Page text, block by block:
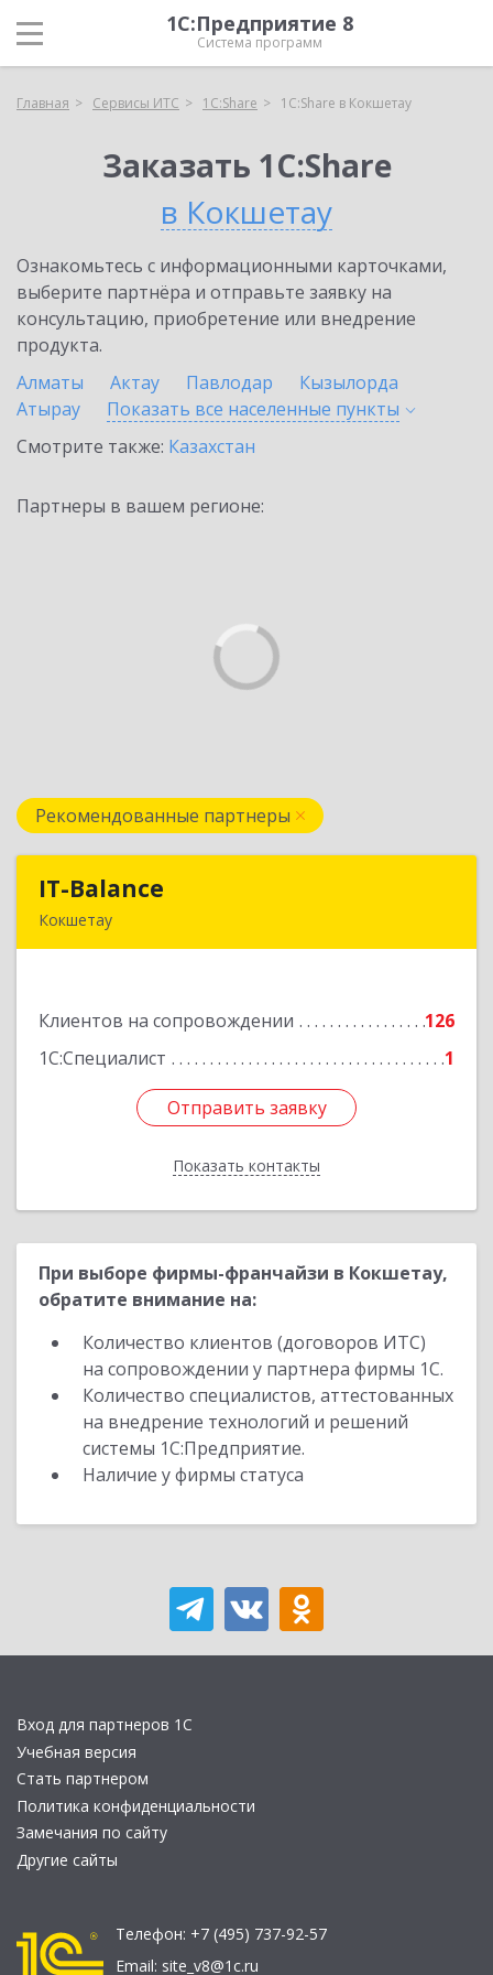
1С:Предприятие 8
Система программ
Главная Сервисы ИТС 1С:Share 1С:Share в Кокшетау
Заказать 1С:Share
в Кокшетау
Ознакомьтесь с информационными карточками,
выберите партнёра и отправьте заявку на
консультацию, приобретение или внедрение
продукта.
Алматы
Актау Павлодар
Кызылорда
Атырау
Показать все населенные пункты
Смотрите также: Казахстан
Партнеры в вашем регионе:
Рекомендованные партнеры
IT-Balance
Кокшетау
Клиентов на сопровождении
126
1С:Специалист
1
Отправить заявку
Показать контакты
Отправить заявку
Назад
При выборе фирмы-франчайзи в Кокшетау,
обратите внимание на:
Количество клиентов (договоров ИТС)
на сопровождении у партнера фирмы 1С.
Количество специалистов, аттестованных
на внедрение технологий и решений
системы 1С:Предприятие.
Наличие у фирмы статуса
Вход для партнеров 1С
Учебная версия
Стать партнером
Политика конфиденциальности
Замечания по сайту
Другие сайты
Телефон: +7 (495) 737-92-57
Email: site_v8@1c.ru